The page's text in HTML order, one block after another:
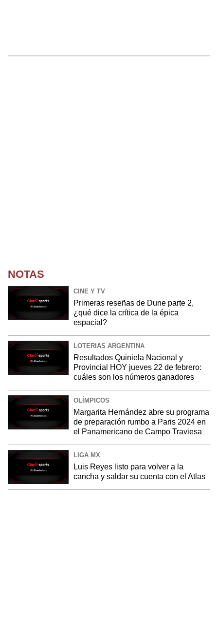
NOTAS
CINE Y TV
Primeras reseñas de Dune parte 2,
¿qué dice la crítica de la épica
espacial?
LOTERIAS ARGENTINA
Resultados Quiniela Nacional y
Provincial HOY jueves 22 de febrero:
cuáles son los números ganadores
OLÍMPICOS
Margarita Hernández abre su programa
de preparación rumbo a Paris 2024 en
el Panamericano de Campo Traviesa
LIGA MX
Luis Reyes listo para volver a la
cancha y saldar su cuenta con el Atlas